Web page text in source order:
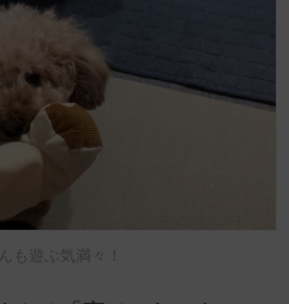
も遊ぶ気満々！